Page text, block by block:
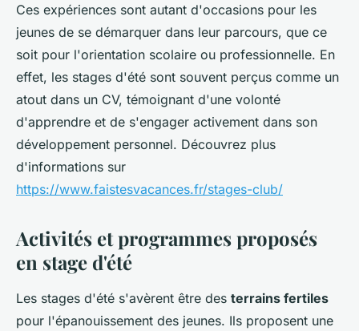
Ces expériences sont autant d'occasions pour les
jeunes de se démarquer dans leur parcours, que ce
soit pour l'orientation scolaire ou professionnelle. En
effet, les stages d'été sont souvent perçus comme un
atout dans un CV, témoignant d'une volonté
d'apprendre et de s'engager activement dans son
développement personnel. Découvrez plus
d'informations sur
https://www.faistesvacances.fr/stages-club/
Activités et programmes proposés
en stage d'été
Les stages d'été s'avèrent être des terrains fertiles
pour l'épanouissement des jeunes. Ils proposent une